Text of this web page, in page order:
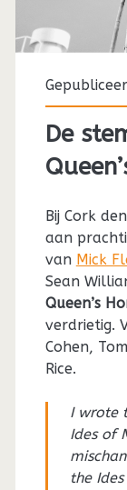
De
Bij Cork
aan
van Mick
Sean
Queen’s
verdrietig.
Cohen,
Rice.
I wrote
Ides of
the